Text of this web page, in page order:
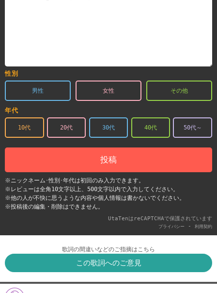
性別
男性 女性 その他
年代
10代 20代 30代 40代 50代～
投稿
※ニックネーム･性別･年代は初回のみ入力できます。
※レビューは全角10文字以上、500文字以内で入力してください。
※他の人が不快に思うような内容や個人情報は書かないでください。
※投稿後の編集・削除はできません。
UtaTenはreCAPTCHAで保護されています
プライバシー - 利用契約
歌詞の間違いなどのご指摘はこちら
この歌詞へのご意見